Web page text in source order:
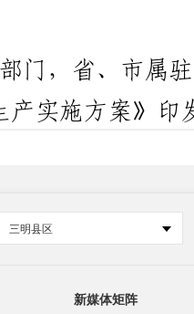
三明县区
新媒体矩阵